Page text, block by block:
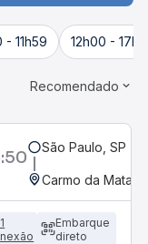
11h59 12h00 -
Recomendado
São Paulo, SP -
Carmo da Mata,
1
Embarque
direto